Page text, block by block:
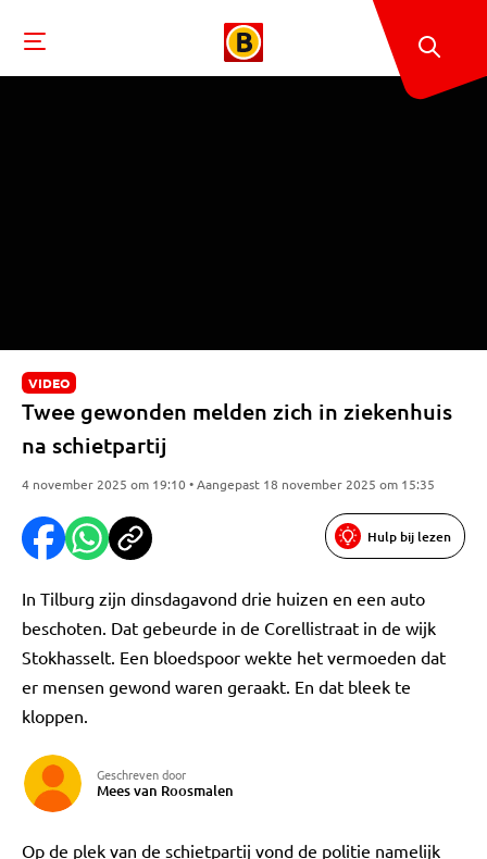
VIDEO
Twee gewonden melden zich in ziekenhuis
na schietpartij
4 november 2025 om 19:10 • Aangepast 18 november 2025 om 15:35
Hulp bij lezen
In Tilburg zijn dinsdagavond drie huizen en een auto
beschoten. Dat gebeurde in de Corellistraat in de wijk
Stokhasselt. Een bloedspoor wekte het vermoeden dat
er mensen gewond waren geraakt. En dat bleek te
kloppen.
Geschreven door
Mees van Roosmalen
Op de plek van de schietpartij vond de politie namelijk